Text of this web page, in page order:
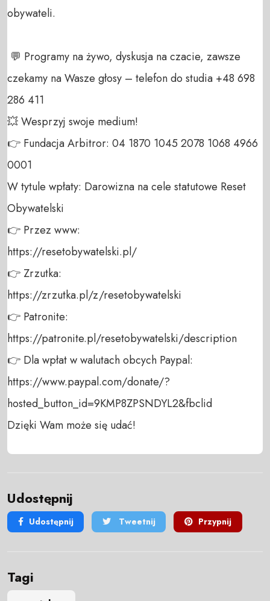
obywateli.
czekamy na Wasze głosy – telefon do studia +48 698
286 411
💥 Wesprzyj swoje medium!
👉 Fundacja Arbitror: 04 1870 1045 2078 1068 4966
0001
W tytule wpłaty: Darowizna na cele statutowe Reset
Obywatelski
👉 Przez www:
https://resetobywatelski.pl/
👉 Zrzutka:
https://zrzutka.pl/z/resetobywatelski
👉 Patronite:
https://patronite.pl/resetobywatelski/description
👉 Dla wpłat w walutach obcych Paypal:
https://www.paypal.com/donate/?
hosted_button_id=9KMP8ZPSNDYL2&fbclid
Dzięki Wam może się udać!
Udostępnij
Udostępnij Tweetnij Przypnij
Tagi